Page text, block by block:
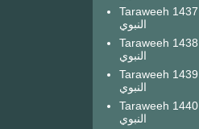
Taraweeh 1437 صلاة التراويح من المسجد
النبوي
Taraweeh 1438 صلاة التراويح من المسجد
النبوي
Taraweeh 1439 صلاة التراويح من المسجد
النبوي
Taraweeh 1440 صلاة التراويح من المسجد
النبوي